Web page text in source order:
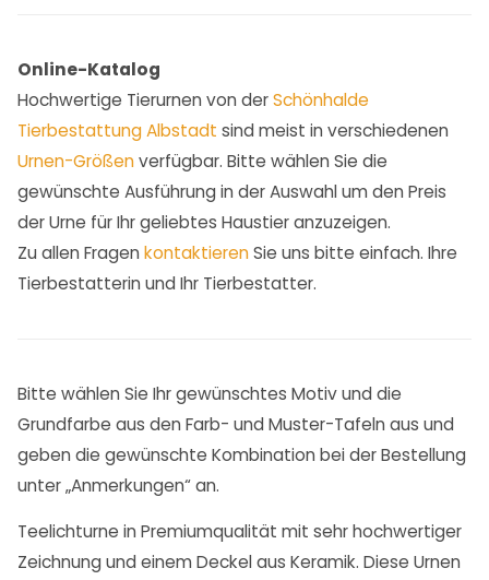
Online-Katalog
Hochwertige Tierurnen von derSchönhalde
Tierbestattung Albstadt sind meist in verschiedenen
Urnen-Größenverfügbar. Bitte wählen Sie die
gewünschte Ausführung in der Auswahl um den Preis
der Urne für Ihr geliebtes Haustier anzuzeigen.
Zu allen Fragen kontaktierenSie uns bitte einfach. Ihre
Tierbestatterin und Ihr Tierbestatter.
Bitte wählen Sie Ihr gewünschtes Motiv und die
Grundfarbe aus den Farb- und Muster-Tafeln aus und
geben die gewünschte Kombination bei der Bestellung
unter „Anmerkungen“ an.
Teelichturne in Premiumqualität mit sehr hochwertiger
Zeichnung und einem Deckel aus Keramik. Diese Urnen